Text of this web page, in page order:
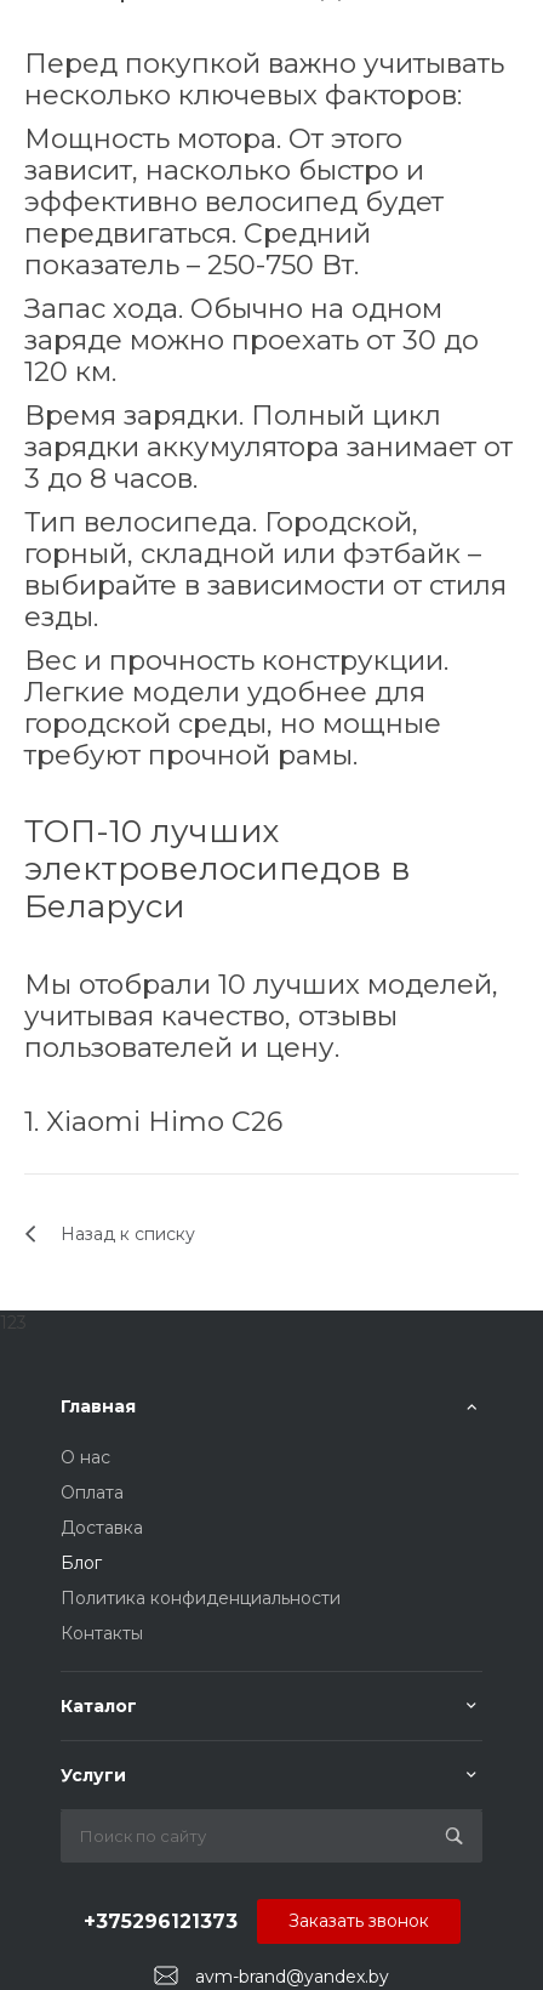
Перед покупкой важно учитывать
несколько ключевых факторов:
Мощность мотора. От этого
зависит, насколько быстро и
эффективно велосипед будет
передвигаться. Средний
показатель – 250-750 Вт.
Запас хода. Обычно на одном
заряде можно проехать от 30 до
120 км.
Время зарядки. Полный цикл
зарядки аккумулятора занимает от
3 до 8 часов.
Тип велосипеда. Городской,
горный, складной или фэтбайк –
выбирайте в зависимости от стиля
езды.
Вес и прочность конструкции.
Легкие модели удобнее для
городской среды, но мощные
требуют прочной рамы.
ТОП-10 лучших
электровелосипедов в
Беларуси
Мы отобрали 10 лучших моделей,
учитывая качество, отзывы
пользователей и цену.
1. Xiaomi Himo C26
Назад к списку
123
Главная
О нас
Оплата
Доставка
Блог
Политика конфиденциальности
Контакты
Каталог
Услуги
+375296121373
avm-brand@yandex.by
Заказать звонок